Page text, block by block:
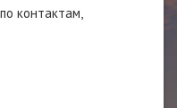
контактам,